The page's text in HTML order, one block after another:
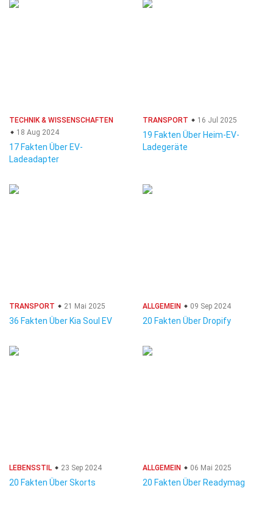
TECHNIK & WISSENSCHAFTEN
18 Aug 2024
17 Fakten Über EV-
Ladeadapter
TRANSPORT 16 Jul 2025
19 Fakten Über Heim-EV-
Ladegeräte
TRANSPORT 21 Mai 2025
36 Fakten Über Kia Soul EV
ALLGEMEIN 09 Sep 2024
20 Fakten Über Dropify
LEBENSSTIL 23 Sep 2024
20 Fakten Über Skorts
ALLGEMEIN 06 Mai 2025
20 Fakten Über Readymag